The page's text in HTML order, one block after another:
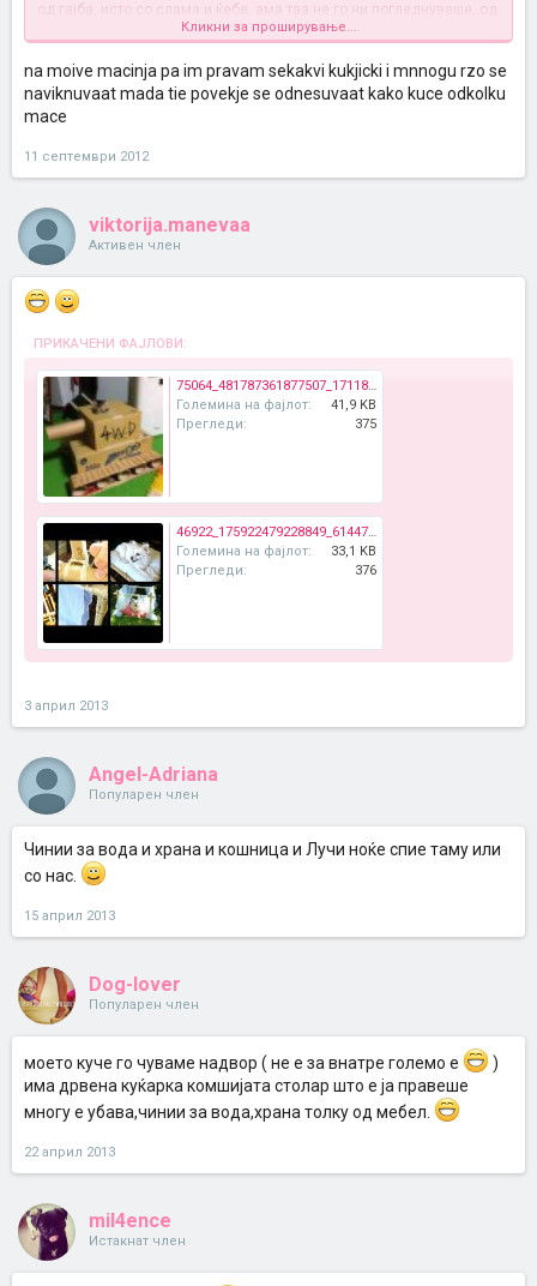
од гајба, исто со слама и ќебе, ама таа не го ни погледнуваше, од
мала си беше научена дома, па спиеше на стол покрај шпоретот.
Другиве сега уште за мебел се. Како што се народија 6, хотел ќе
им треба.
Кликни за проширување...
na moive macinja pa im pravam sekakvi kukjicki i mnnogu rzo se
naviknuvaat mada tie povekje se odnesuvaat kako kuce odkolku
mace
11 септември 2012
viktorija.manevaa
Активен член
ПРИКАЧЕНИ ФАЈЛОВИ:
75064_481787361877507_1711853659_n.jpg
Големина на фајлот:
41,9 KB
Прегледи:
375
46922_175922479228849_614475602_n.jpg
Големина на фајлот:
33,1 KB
Прегледи:
376
3 април 2013
Angel-Adriana
Популарен член
Чинии за вода и храна и кошница и Лучи ноќе спие таму или
со нас.
15 април 2013
Dog-lover
Популарен член
моето куче го чуваме надвор ( не е за внатре големо е
)
има дрвена куќарка комшијата столар што е ја правеше
многу е убава,чинии за вода,храна толку од мебел.
22 април 2013
mil4ence
Истакнат член